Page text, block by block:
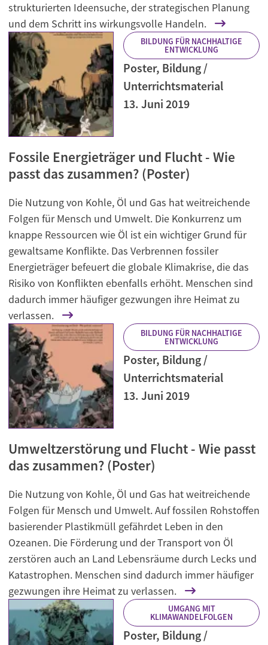
strukturierten Ideensuche, der strategischen Planung
und dem Schritt ins wirkungsvolle Handeln.
BILDUNG FÜR NACHHALTIGE
ENTWICKLUNG
Poster, Bildung /
Unterrichtsmaterial
13. Juni 2019
Fossile Energieträger und Flucht - Wie
passt das zusammen? (Poster)
Die Nutzung von Kohle, Öl und Gas hat weitreichende
Folgen für Mensch und Umwelt. Die Konkurrenz um
knappe Ressourcen wie Öl ist ein wichtiger Grund für
gewaltsame Konflikte. Das Verbrennen fossiler
Energieträger befeuert die globale Klimakrise, die das
Risiko von Konflikten ebenfalls erhöht. Menschen sind
dadurch immer häufiger gezwungen ihre Heimat zu
verlassen.
BILDUNG FÜR NACHHALTIGE
ENTWICKLUNG
Poster, Bildung /
Unterrichtsmaterial
13. Juni 2019
Umweltzerstörung und Flucht - Wie passt
das zusammen? (Poster)
Die Nutzung von Kohle, Öl und Gas hat weitreichende
Folgen für Mensch und Umwelt. Auf fossilen Rohstoffen
basierender Plastikmüll gefährdet Leben in den
Ozeanen. Die Förderung und der Transport von Öl
zerstören auch an Land Lebensräume durch Lecks und
Katastrophen. Menschen sind dadurch immer häufiger
gezwungen ihre Heimat zu verlassen.
UMGANG MIT
KLIMAWANDELFOLGEN
Poster, Bildung /